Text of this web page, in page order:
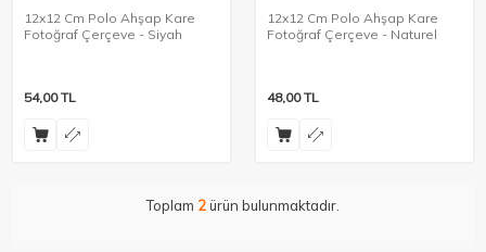
12x12 Cm Polo Ahşap Kare
Fotoğraf Çerçeve - Siyah
54,00TL
12x12 Cm Polo Ahşap Kare
Fotoğraf Çerçeve - Naturel
48,00TL
Toplam 2ürün bulunmaktadır.